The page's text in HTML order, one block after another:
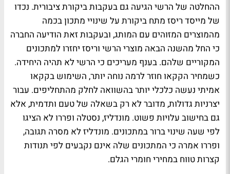
ההחלטה של הרשי הגיעה גם בעקבות ביקורת ציבורית. נכדו
של מייסד ריסז מתח ביקורת על שינויי מתכון בכמה
מהמוצרים המזוהים עם המותג, ובעקבות זאת הודיעה החברה
כי החל מהשנה הבאה מוצרי הרשי וריסז יחזרו למתכונים
המקוריים שלהם. בענף מעריכים כי הרשי לא תהיה היחידה.
כשמחיר הקקאו חוזר לרמה נוחה יותר, השימוש בקקאו
אמיתי נעשה כלכלי יותר בהשוואה לחלק מהתחליפים. עבור
יצרניות גדולות, מדובר לא רק בשאלה של טעם ותדמית, אלא
גם בחישוב עלויות פשוט. מונדליז, נסטלה ופררו לא הציגו
לפי שעה שינוי ברור במתכונים. מונדליז לא מסרה תגובה,
ופררו אמרה כי המתכונים שלה אינם נקבעים לפי תנודות
קצרות טווח במחירי חומרי הגלם.